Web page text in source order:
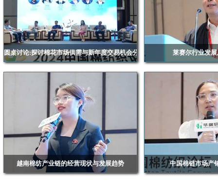
圆桌讨论:探讨棉花市场供需与新年度交易机会分析
——中纺集团王文波、同舟棉业魏刚民、 星宇集团
郭超、Viterra Trading方晓琴、银丰棉花吴震、新大
莱赛尔行业发
通用技术高新材料集团有
业协会 莱赛尔分
越南棉纺产业链的经营现状与发展趋势
越南棉纺协会（VCOSA）副秘书长 Duong Thuy
中国棉链市场产
浙江华瑞信息资讯股份有限